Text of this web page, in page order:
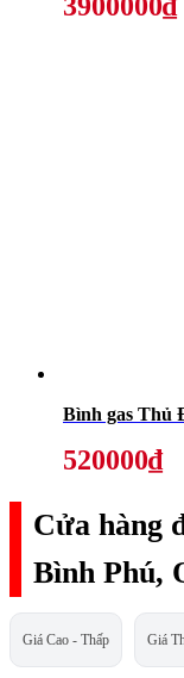
Bình gas Thủ
520000₫
Cửa hàng
Bình Phú,
Giá Cao - Thấp Giá